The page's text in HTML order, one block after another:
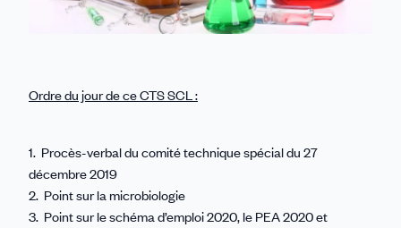
Ordre du jour de ce CTS SCL :
1. Procès-verbal du comité technique spécial du 27
décembre 2019
2. Point sur la microbiologie
3. Point sur le schéma d’emploi 2020, le PEA 2020 et